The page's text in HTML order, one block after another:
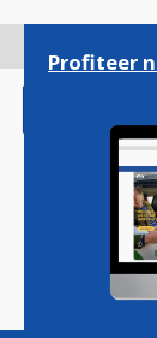
gaan
Magazine
Profiteer